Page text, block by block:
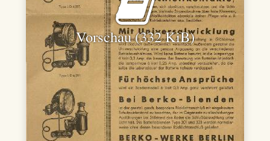
Vorschau (332 KiB)